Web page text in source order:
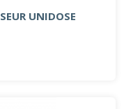
UNIDOSE